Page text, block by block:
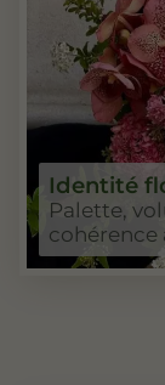
Identité
Palette,
cohérence